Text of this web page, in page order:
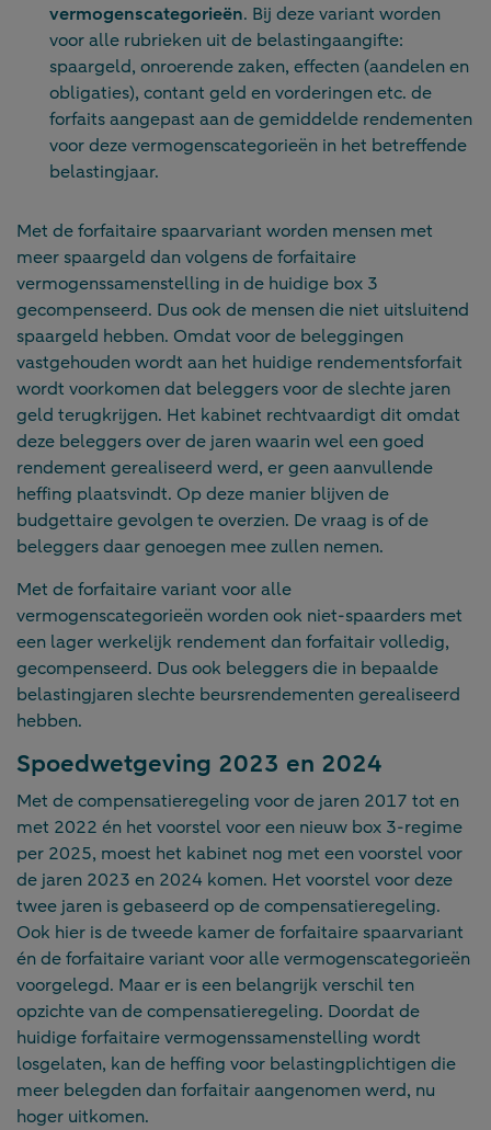
vermogenscategorieën. Bij deze variant worden
voor alle rubrieken uit de belastingaangifte:
spaargeld, onroerende zaken, effecten (aandelen en
obligaties), contant geld en vorderingen etc. de
forfaits aangepast aan de gemiddelde rendementen
voor deze vermogenscategorieën in het betreffende
belastingjaar.
Met de forfaitaire spaarvariant worden mensen met
meer spaargeld dan volgens de forfaitaire
vermogenssamenstelling in de huidige box 3
gecompenseerd. Dus ook de mensen die niet uitsluitend
spaargeld hebben. Omdat voor de beleggingen
vastgehouden wordt aan het huidige rendementsforfait
wordt voorkomen dat beleggers voor de slechte jaren
geld terugkrijgen. Het kabinet rechtvaardigt dit omdat
deze beleggers over de jaren waarin wel een goed
rendement gerealiseerd werd, er geen aanvullende
heffing plaatsvindt. Op deze manier blijven de
budgettaire gevolgen te overzien. De vraag is of de
beleggers daar genoegen mee zullen nemen.
Met de forfaitaire variant voor alle
vermogenscategorieën worden ook niet-spaarders met
een lager werkelijk rendement dan forfaitair volledig,
gecompenseerd. Dus ook beleggers die in bepaalde
belastingjaren slechte beursrendementen gerealiseerd
hebben.
Spoedwetgeving 2023 en 2024
Met de compensatieregeling voor de jaren 2017 tot en
met 2022 én het voorstel voor een nieuw box 3-regime
per 2025, moest het kabinet nog met een voorstel voor
de jaren 2023 en 2024 komen. Het voorstel voor deze
twee jaren is gebaseerd op de compensatieregeling.
Ook hier is de tweede kamer de forfaitaire spaarvariant
én de forfaitaire variant voor alle vermogenscategorieën
voorgelegd. Maar er is een belangrijk verschil ten
opzichte van de compensatieregeling. Doordat de
huidige forfaitaire vermogenssamenstelling wordt
losgelaten, kan de heffing voor belastingplichtigen die
meer belegden dan forfaitair aangenomen werd, nu
hoger uitkomen.